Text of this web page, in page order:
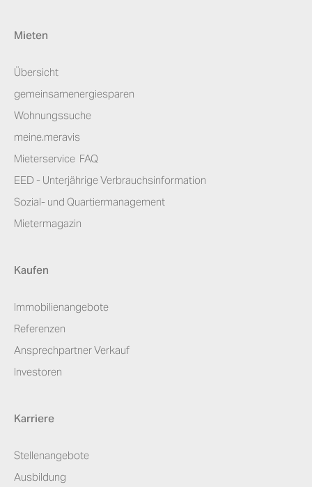
Mieten
Übersicht
gemeinsamenergiesparen
Wohnungssuche
meine.meravis
Mieterservice ­ FAQ
EED - Unterjährige Verbrauchsinformation
Sozial- und Quartiermanagement
Mietermagazin
Kaufen
Immobilienangebote
Referenzen
Ansprechpartner Verkauf
Investoren
Karriere
Stellenangebote
Ausbildung